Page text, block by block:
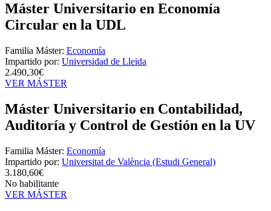
Máster Universitario en Economía
Circular en la UDL
Familia Máster: Economía
Impartido por: Universidad de Lleida
2.490,30€
VER MÁSTER
Máster Universitario en Contabilidad,
Auditoría y Control de Gestión en la UV
Familia Máster: Economía
Impartido por: Universitat de València (Estudi General)
3.180,60€
No habilitante
VER MÁSTER